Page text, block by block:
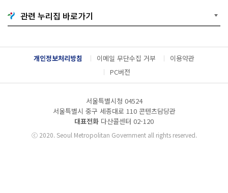
기
G
o
g
l
e
l
e
서
다
운
드
관련 누리집 바로가기
개인정보처리방침 이메일 무단수집 거부
이용약관
PC버전
서울특별시청 04524
서울특별시 중구 세종대로 110 콘텐츠담당관
대표전화 다산콜센터 02-120
ⓒ2020. Seoul Metropolitan Government all rights reserved.